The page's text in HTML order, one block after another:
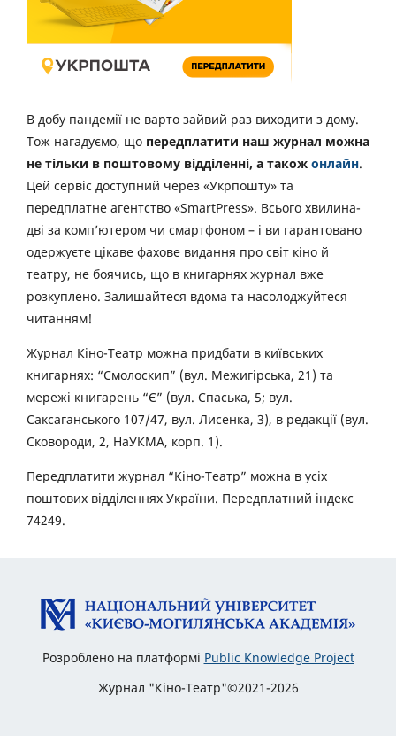
В добу пандемії не варто зайвий раз виходити з дому.
Тож нагадуємо, що передплатити наш журнал можна
не тільки в поштовому відділенні, а також онлайн.
Цей сервіс доступний через «Укрпошту» та
передплатне агентство «SmartPress». Всього хвилина-
дві за комп’ютером чи смартфоном – і ви гарантовано
одержуєте цікаве фахове видання про світ кіно й
театру, не боячись, що в книгарнях журнал вже
розкуплено. Залишайтеся вдома та насолоджуйтеся
читанням!
Журнал Кіно-Театр можна придбати в київських
книгарнях: “Смолоскип” (вул. Межигірська, 21) та
мережі книгарень “Є” (вул. Спаська, 5; вул.
Саксаганського 107/47, вул. Лисенка, 3), в редакції (вул.
Сковороди, 2, НаУКМА, корп. 1).
Передплатити журнал “Кіно-Театр” можна в усіх
поштових відділеннях України. Передплатний індекс
74249.
Розроблено на платформі Public Knowledge Project
Журнал "Кіно-Театр"©2021-2026